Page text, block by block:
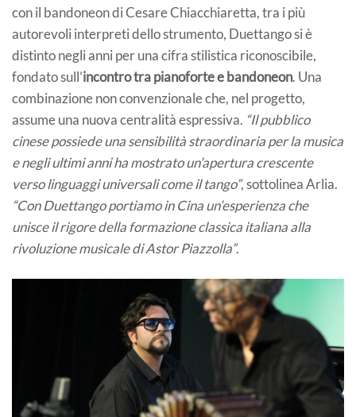
con il bandoneon di Cesare Chiacchiaretta, tra i più
autorevoli interpreti dello strumento, Duettango si è
distinto negli anni per una cifra stilistica riconoscibile,
fondato sull’incontro tra pianoforte e bandoneon. Una
combinazione non convenzionale che, nel progetto,
assume una nuova centralità espressiva. “Il pubblico
cinese possiede una sensibilità straordinaria per la musica
e negli ultimi anni ha mostrato un’apertura crescente
verso linguaggi universali come il tango”, sottolinea Arlia.
“Con Duettango portiamo in Cina un’esperienza che
unisce il rigore della formazione classica italiana alla
rivoluzione musicale di Astor Piazzolla”.